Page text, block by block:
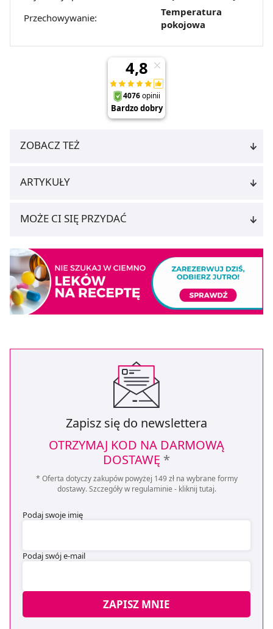
Przechowywanie:
Temperatura
pokojowa
ZOBACZ TEŻ
ARTYKUŁY
MOŻE CI SIĘ PRZYDAĆ
Zapisz się do newslettera
OTRZYMAJ KOD NA DARMOWĄ
DOSTAWĘ *
* Oferta dotyczy zakupów powyżej 149 zł na wybrane formy
dostawy. Szczegóły w regulaminie - kliknij tutaj.
Podaj swoje imię
Podaj swój e-mail
ZAPISZ MNIE